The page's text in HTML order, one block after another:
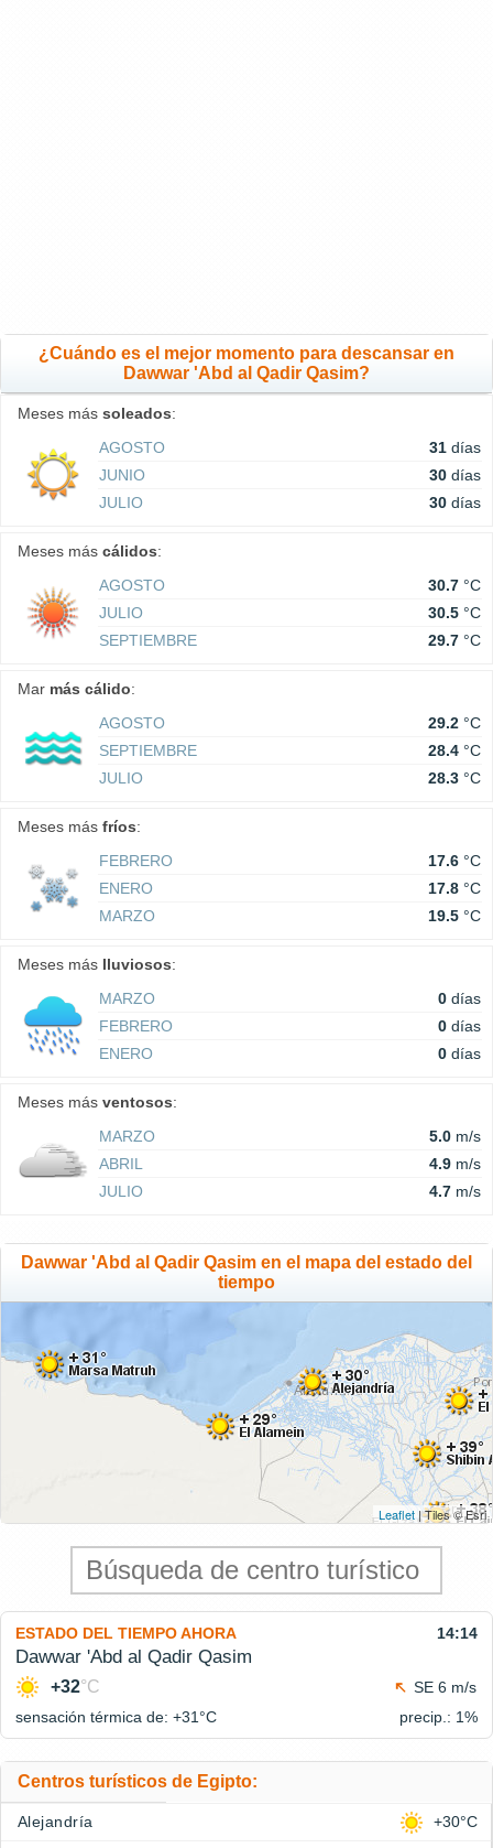
¿Cuándo es el mejor momento para descansar en
Dawwar 'Abd al Qadir Qasim?
Meses más soleados:
AGOSTO
31 días
JUNIO
30 días
JULIO
30 días
Meses más cálidos:
AGOSTO
30.7 °C
JULIO
30.5 °C
SEPTIEMBRE
29.7 °C
Mar más cálido:
AGOSTO
29.2 °C
SEPTIEMBRE
28.4 °C
JULIO
28.3 °C
Meses más fríos:
FEBRERO
17.6 °C
ENERO
17.8 °C
MARZO
19.5 °C
Meses más lluviosos:
MARZO
0 días
FEBRERO
0 días
ENERO
0 días
Meses más ventosos:
MARZO
5.0 m/s
ABRIL
4.9 m/s
JULIO
4.7 m/s
Dawwar 'Abd al Qadir Qasim en el mapa del estado del
tiempo
Leaflet| Tiles © Esri
ESTADO DEL TIEMPO AHORA 14:14
Dawwar 'Abd al Qadir Qasim
+32°C
SE 6 m/s
sensación térmica de: +31°C precip.: 1%
Centros turísticos de Egipto:
Alejandría +30°C